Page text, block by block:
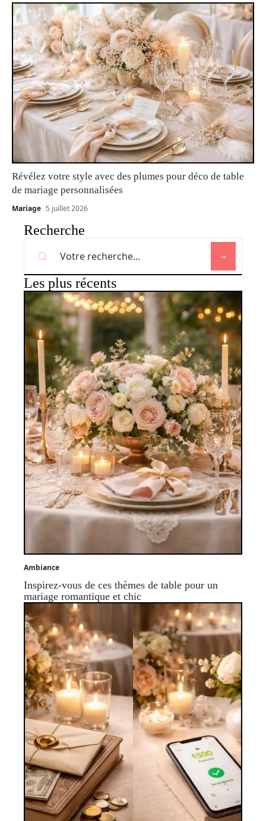
Révélez votre style avec des plumes pour déco de table
de mariage personnalisées
Mariage 5 juillet 2026
Recherche
Les plus récents
Ambiance
Inspirez-vous de ces thèmes de table pour un
mariage romantique et chic